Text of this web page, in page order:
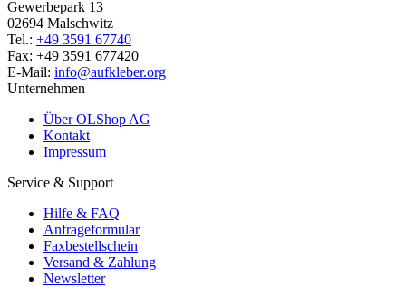
Gewerbepark 13
02694 Malschwitz
Tel.: +49 3591 67740
Fax: +49 3591 677420
E-Mail: info@aufkleber.org
Unternehmen
Über OLShop AG
Kontakt
Impressum
Service & Support
Hilfe & FAQ
Anfrageformular
Faxbestellschein
Versand & Zahlung
Newsletter